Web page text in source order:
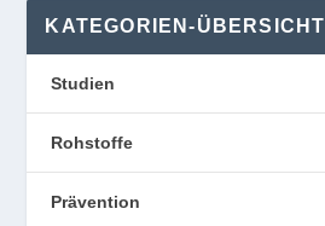
KATEGORIEN-ÜBERSICHT
Studien
Rohstoffe
Prävention